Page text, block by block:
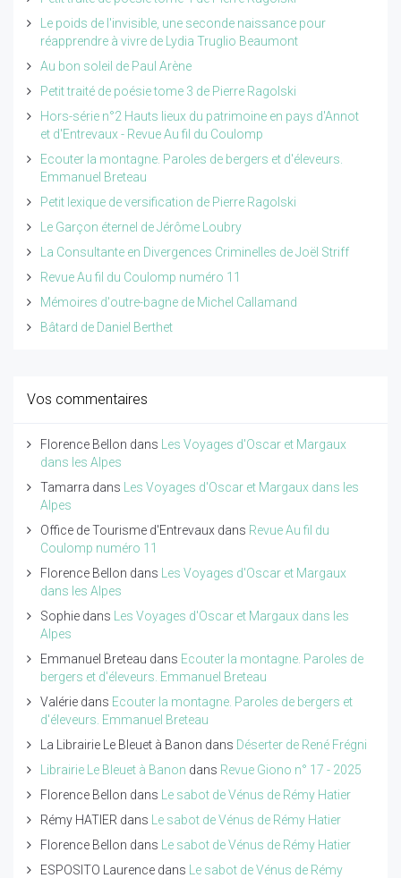
Le poids de l'invisible, une seconde naissance pour
réapprendre à vivre de Lydia Truglio Beaumont
Au bon soleil de Paul Arène
Petit traité de poésie tome 3 de Pierre Ragolski
Hors-série n°2 Hauts lieux du patrimoine en pays d'Annot
et d'Entrevaux - Revue Au fil du Coulomp
Ecouter la montagne. Paroles de bergers et d'éleveurs.
Emmanuel Breteau
Petit lexique de versification de Pierre Ragolski
Le Garçon éternel de Jérôme Loubry
La Consultante en Divergences Criminelles de Joël Striff
Revue Au fil du Coulomp numéro 11
Mémoires d'outre-bagne de Michel Callamand
Bâtard de Daniel Berthet
Vos commentaires
Florence Bellon dans
Les Voyages d'Oscar et Margaux
dans les Alpes
Tamarra dans
Les Voyages d'Oscar et Margaux dans les
Alpes
Office de Tourisme d'Entrevaux dans Revue Au fil du
Coulomp numéro 11
Florence Bellon dans
Les Voyages d'Oscar et Margaux
dans les Alpes
Sophie dans
Les Voyages d'Oscar et Margaux dans les
Alpes
Emmanuel Breteau dans Ecouter la montagne. Paroles de
bergers et d'éleveurs. Emmanuel Breteau
Valérie dans Ecouter la montagne. Paroles de bergers et
d'éleveurs. Emmanuel Breteau
La Librairie Le Bleuet à Banon dans Déserter de René Frégni
Librairie Le Bleuet à Banon dans Revue Giono n° 17 - 2025
Florence Bellon dans
Le sabot de Vénus de Rémy Hatier
Rémy HATIER dans
Le sabot de Vénus de Rémy Hatier
Florence Bellon dans
Le sabot de Vénus de Rémy Hatier
ESPOSITO Laurence dans
Le sabot de Vénus de Rémy